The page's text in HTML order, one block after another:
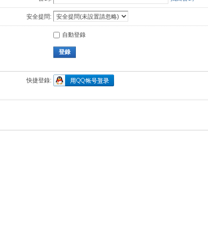
安全提問:
自動登錄
登錄
快捷登錄: